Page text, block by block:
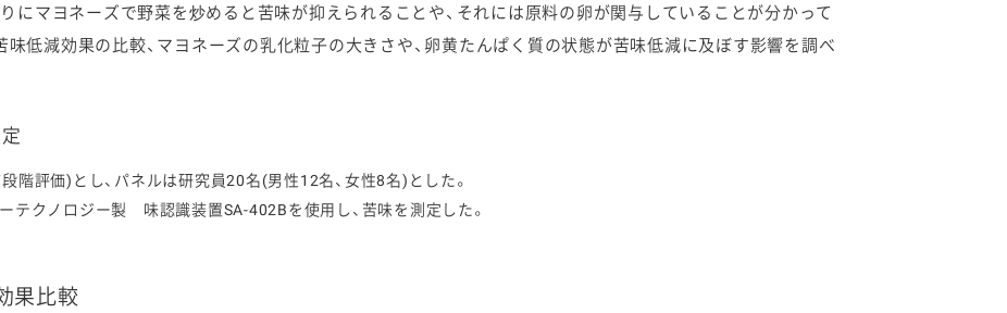
にマヨネーズで野菜を炒めると苦味が抑えられることや、それには原料の卵が関与していることが分かって
味低減効果の比較、マヨネーズの乳化粒子の大きさや、卵黄たんぱく質の状態が苦味低減に及ぼす影響を調べ
階評価)とし、パネルは研究員20名(男性12名、女性8名)とした。
テクノロジー製 味認識装置SA-402Bを使用し、苦味を測定した。
果比較